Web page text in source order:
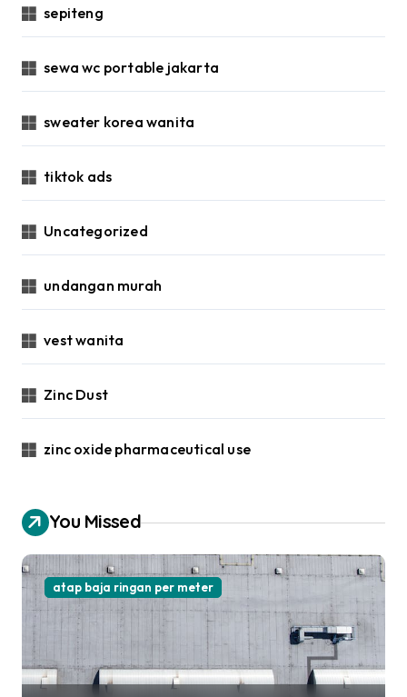
sepiteng
sewa wc portable jakarta
sweater korea wanita
tiktok ads
Uncategorized
undangan murah
vest wanita
Zinc Dust
zinc oxide pharmaceutical use
You Missed
atap baja ringan per meter